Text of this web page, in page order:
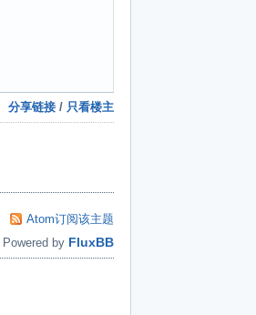
分享链接 / 只看楼主
Atom订阅该主题
Powered by FluxBB